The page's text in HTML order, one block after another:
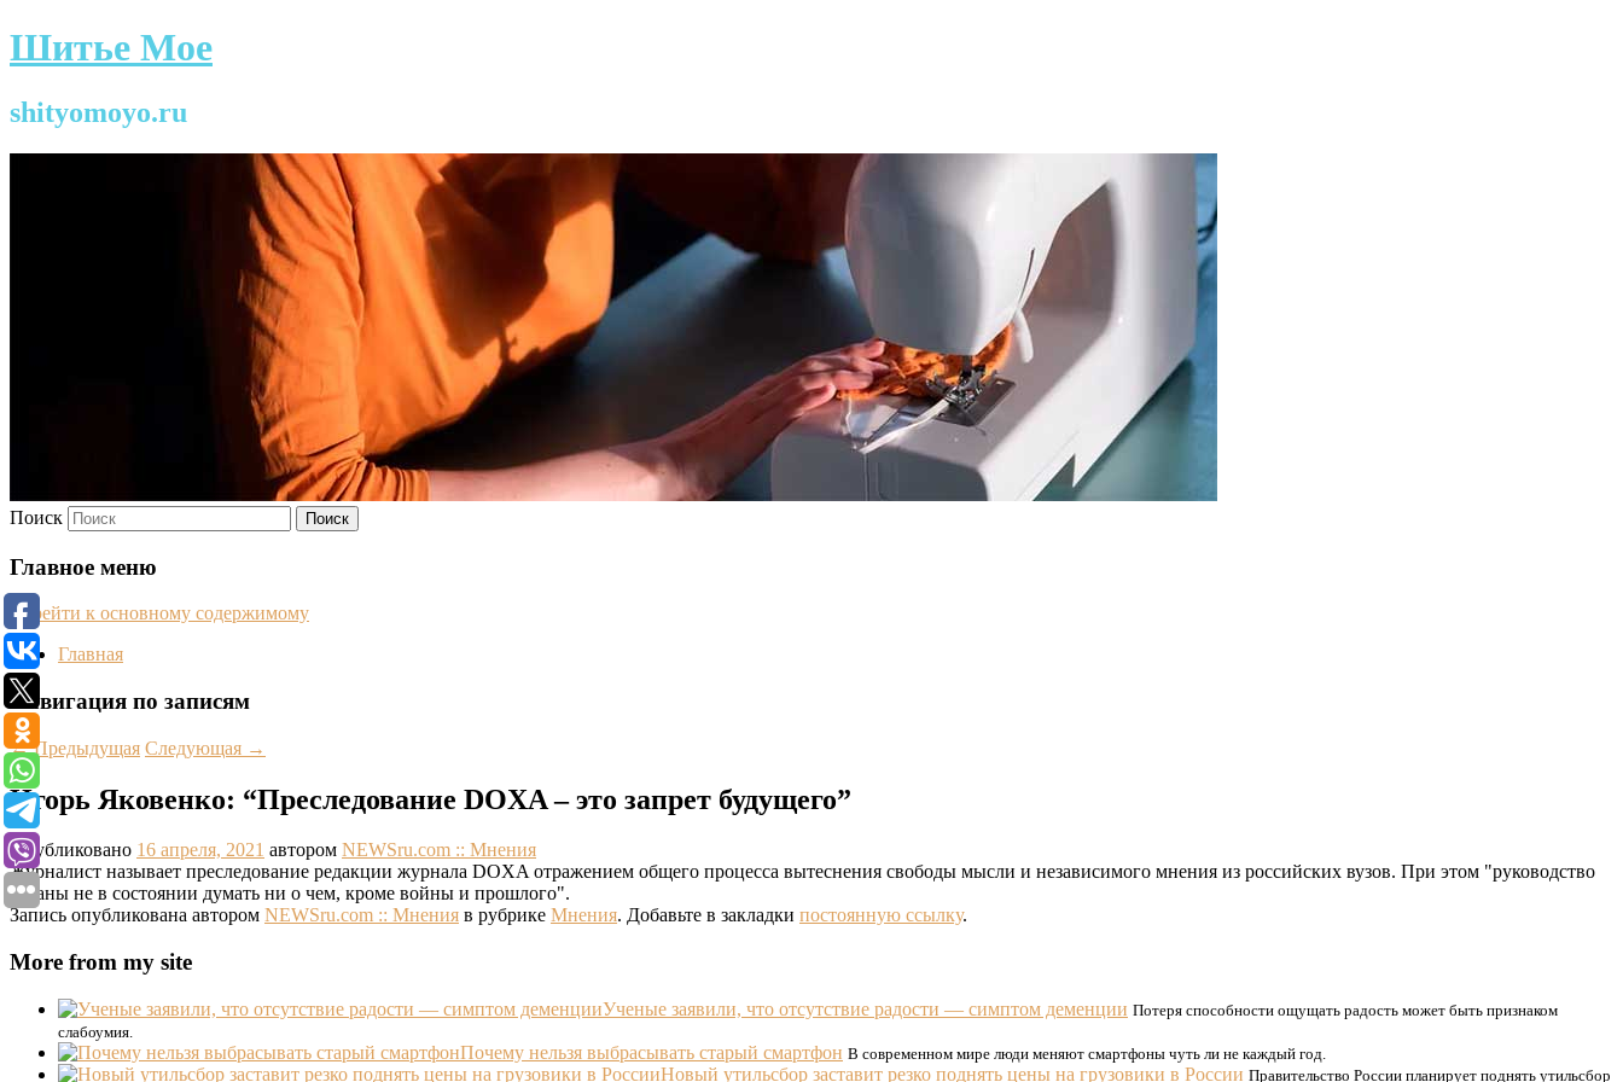
Шитье Мое
shityomoyo.ru
Поиск
Главное меню
Перейти к основному содержимому
Главная
Навигация по записям
←Предыдущая Следующая →
Игорь Яковенко: “Преследование DOXA – это запрет будущего”
Опубликовано 16 апреля, 2021 автором NEWSru.com :: Мнения
Журналист называет преследование редакции журнала DOXA отражением общего процесса вытеснения свободы мысли и независимого мнения из российских вузов. При этом "руководство
страны не в состоянии думать ни о чем, кроме войны и прошлого".
Запись опубликована автором NEWSru.com :: Мнения в рубрике Мнения. Добавьте в закладки постоянную ссылку.
More from my site
Ученые заявили, что отсутствие радости — симптом деменции Потеря способности ощущать радость может быть признаком
слабоумия.
Почему нельзя выбрасывать старый смартфон В современном мире люди меняют смартфоны чуть ли не каждый год.
Новый утильсбор заставит резко поднять цены на грузовики в России Правительство России планирует поднять утильсбор